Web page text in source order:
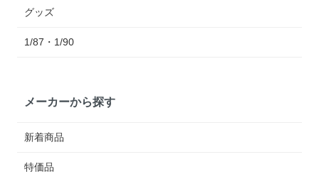
グッズ
1/87・1/90
メーカーから探す
新着商品
特価品